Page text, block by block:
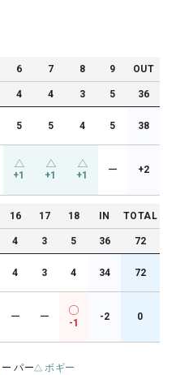
6 7 8 9 OUT
4 4 3 5 36
5 5 4 5 38
+1 +1 +1 ー +2
16 17 18 IN TOTAL
4 3 5 36 72
4 3 4 34 72
ー ー
-1
-2 0
ー パー ボギー